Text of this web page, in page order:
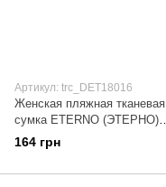
Артикул: trc_DET18016
Женская пляжная тканевая
сумка ETERNO (ЭТЕРНО)
DET1801-6 Разноцветный
164 грн